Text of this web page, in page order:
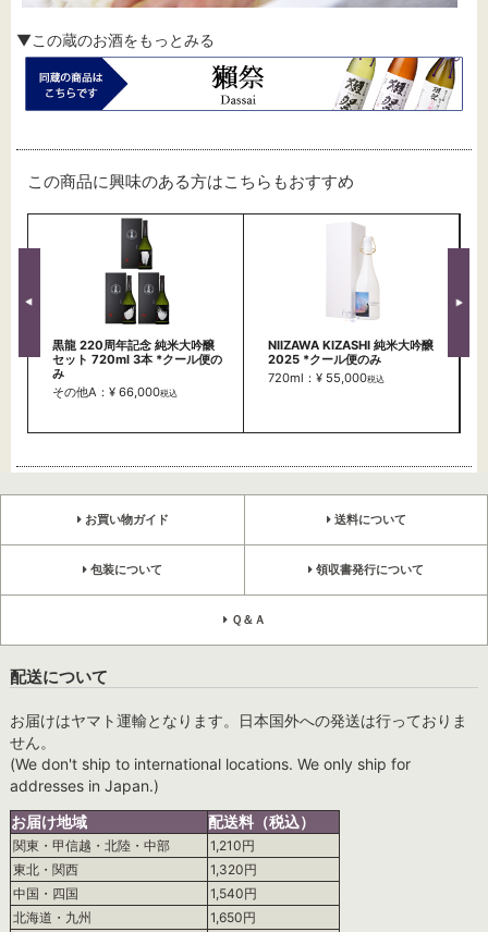
▼この蔵のお酒をもっとみる
この商品に興味のある方はこちらもおすすめ
黒龍 220周年記念 純米大吟醸
セット 720ml 3本 *クール便の
み
その他A：¥ 66,000税込
NIIZAWA KIZASHI 純米大吟醸
2025 *クール便のみ
720ml：¥ 55,000税込
お買い物ガイド 送料について
包装について 領収書発行について
Ｑ＆Ａ
配送について
お届けはヤマト運輸となります。日本国外への発送は行っておりま
せん。
(We don't ship to international locations. We only ship for
addresses in Japan.)
お届け地域
配送料（税込）
関東・甲信越・北陸・中部
1,210円
東北・関西
1,320円
中国・四国
1,540円
北海道・九州
1,650円